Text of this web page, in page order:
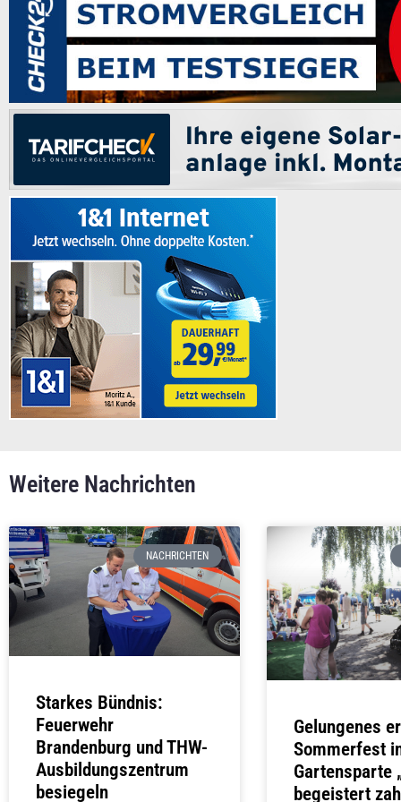
Weitere Nachrichten
NACHRICHTEN
Starkes Bündnis:
Feuerwehr
Brandenburg und THW-
Ausbildungszentrum
besiegeln
Gelungenes
Sommerfest
Gartensparte
begeistert